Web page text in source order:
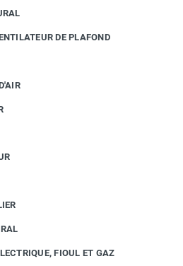
DE PLAFOND
FIOUL ET GAZ